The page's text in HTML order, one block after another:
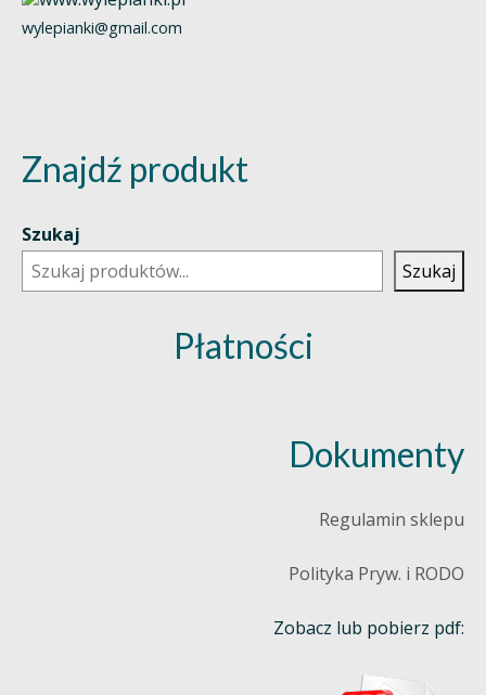
wylepianki@gmail.com
Znajdź produkt
Szukaj
Szukaj
Płatności
Dokumenty
Regulamin sklepu
Polityka Pryw. i RODO
Zobacz lub pobierz pdf: